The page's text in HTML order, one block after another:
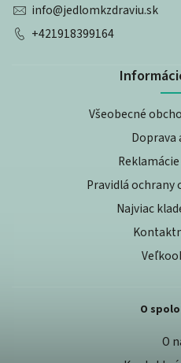
info@jedlomkzdraviu.sk
+421918399164
Všeobecné
Doprava
Pravidlá ochrany
Najviac
O
O